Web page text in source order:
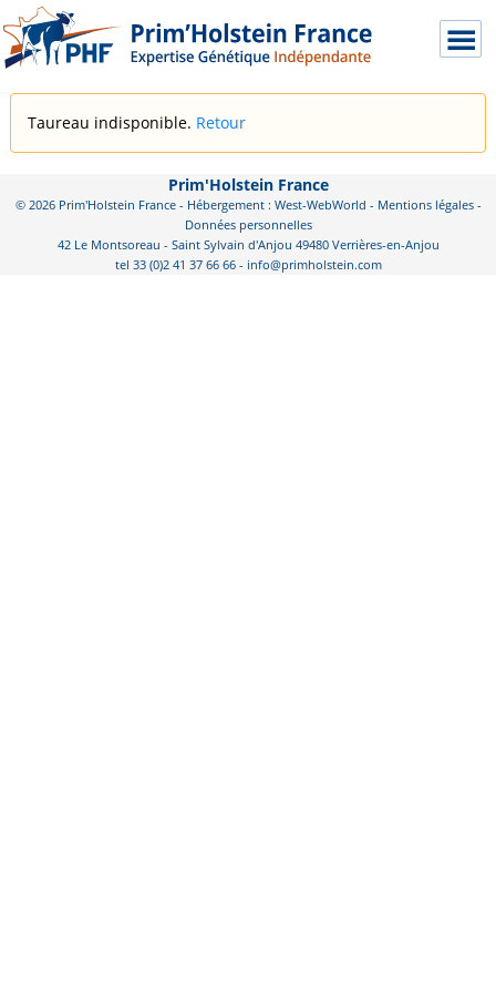
Taureau indisponible. Retour
Prim'Holstein France
© 2026 Prim'Holstein France - Hébergement : West-WebWorld - Mentions légales-
Données personnelles
42 Le Montsoreau - Saint Sylvain d'Anjou 49480 Verrières-en-Anjou
tel 33 (0)2 41 37 66 66 - info@primholstein.com